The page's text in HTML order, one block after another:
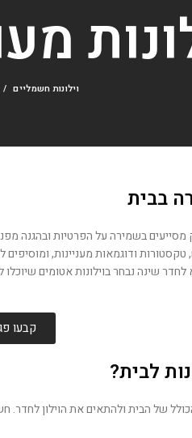
וילונות חשמליים
בבית
בשמירה על הפרטיות ובהגנה
ודוגמאות מעניינות, ומוסיפים
שינה נבחר בוילונות אטומים
קבעו
לבית?
של הבית ולהתאים את הוילון